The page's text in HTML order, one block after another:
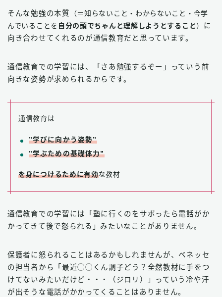
そんな勉強の本質
（＝知らないこと・わからないこと・今学
んでいることを 自分の頭でちゃんと理解しようとすること） に
向き合わせてくれるのが通信教育だと思っています。
通信教育での学習には、「さあ勉強するぞー」っていう前
向きな姿勢が求められるからです。
通信教育は
”学びに向かう姿勢”
”学ぶための基礎体力”
を身につけるために有効な教材
通信教育での学習には「塾に行くのをサボったら電話がか
かってきて後で怒られる」みたいなことがありません。
保護者に怒られることはあるかもしれませんが、ベネッセ
の担当者から「最近◯◯くん調子どう？全然教材に手をつ
けてないみたいだけど・・・（ジロリ）」っていう冷や汗
が出そうな電話がかかってくることはありません。